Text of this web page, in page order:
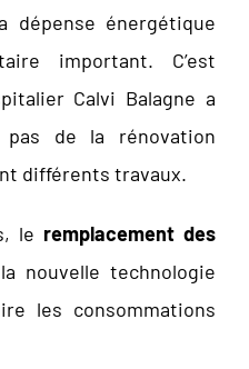
dépense énergétique
important. C’est
Calvi Balagne a
de la rénovation
différents travaux.
le remplacement des
nouvelle technologie
les consommations